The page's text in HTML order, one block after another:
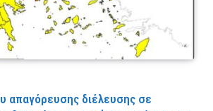
απαγόρευσης διέλευσης σε